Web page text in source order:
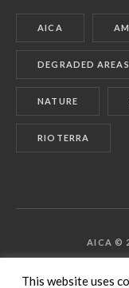
AICA
DEGRADED AREAS
NATURE
RIOTERRA
AICA ©
This website uses